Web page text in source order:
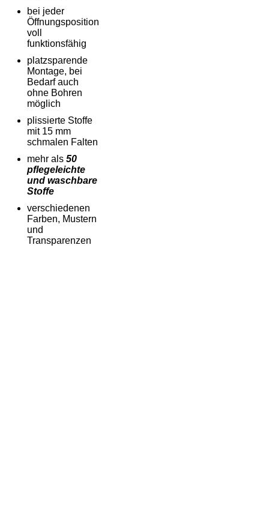
bei jeder
Öffnungsposition
voll
funktionsfähig
platzsparende
Montage, bei
Bedarf auch
ohne Bohren
möglich
plissierte Stoffe
mit 15 mm
schmalen Falten
mehr als 50
pflegeleichte
und waschbare
Stoffe
verschiedenen
Farben, Mustern
und
Transparenzen